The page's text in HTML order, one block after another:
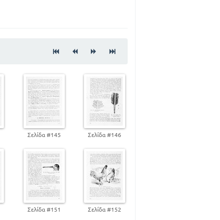
109
145
175
198
199
213
215
218
220
227
234
237
237
Σελίδα #145 Σελίδα #146
Σελίδα #151 Σελίδα #152